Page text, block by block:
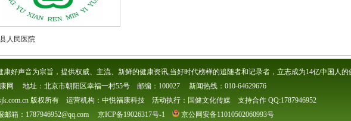
人民医院
好声音为宗旨，提供权威、主流、新鲜的健康资讯,当好时代榜样的追随者和记录者，立志成为14亿中国人的
网 地址：北京市朝阳区幸福一村55号 邮编：100027 新闻热线：010-64629676
版权所有 运营机构：中悦福康科技 活动执行：国健文化传媒 支持合作 QQ:1787946952
邮箱：1787946952@qq.com 京ICP备19026317号-1
京公网安备11010502060993号